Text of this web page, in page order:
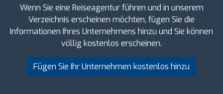
Wenn Sie eine Reiseagentur führen und in unserem
Verzeichnis erscheinen möchten, fügen Sie die
Informationen Ihres Unternehmens hinzu und Sie können
völlig kostenlos erscheinen.
Fügen Sie Ihr Unternehmen kostenlos hinzu